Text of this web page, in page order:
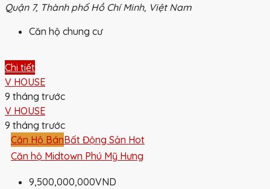
Quận 7, Thành phố Hồ Chí Minh, Việt Nam
Căn hộ chung cư
Chi tiết
V HOUSE
9 tháng trước
V HOUSE
9 tháng trước
Căn Hộ BánBất Động Sản Hot
Căn hộ Midtown Phú Mỹ Hưng
9,500,000,000VND